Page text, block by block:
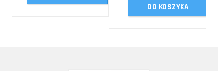
DO KOSZYKA